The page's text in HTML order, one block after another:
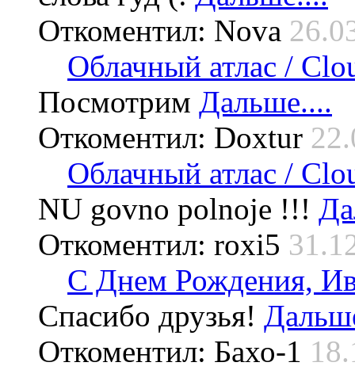
Откоментил: Nova
Облачный атлас /
Посмотрим Дальше....
Откоментил: Doxtur
Облачный атлас /
NU govno polnoje !!!
Откоментил: roxi5
С Днем Рождения,
Спасибо друзья!
Откоментил: Бахо-1